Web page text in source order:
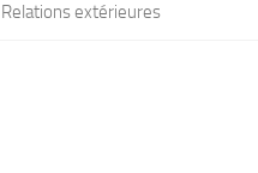
Relations extérieures